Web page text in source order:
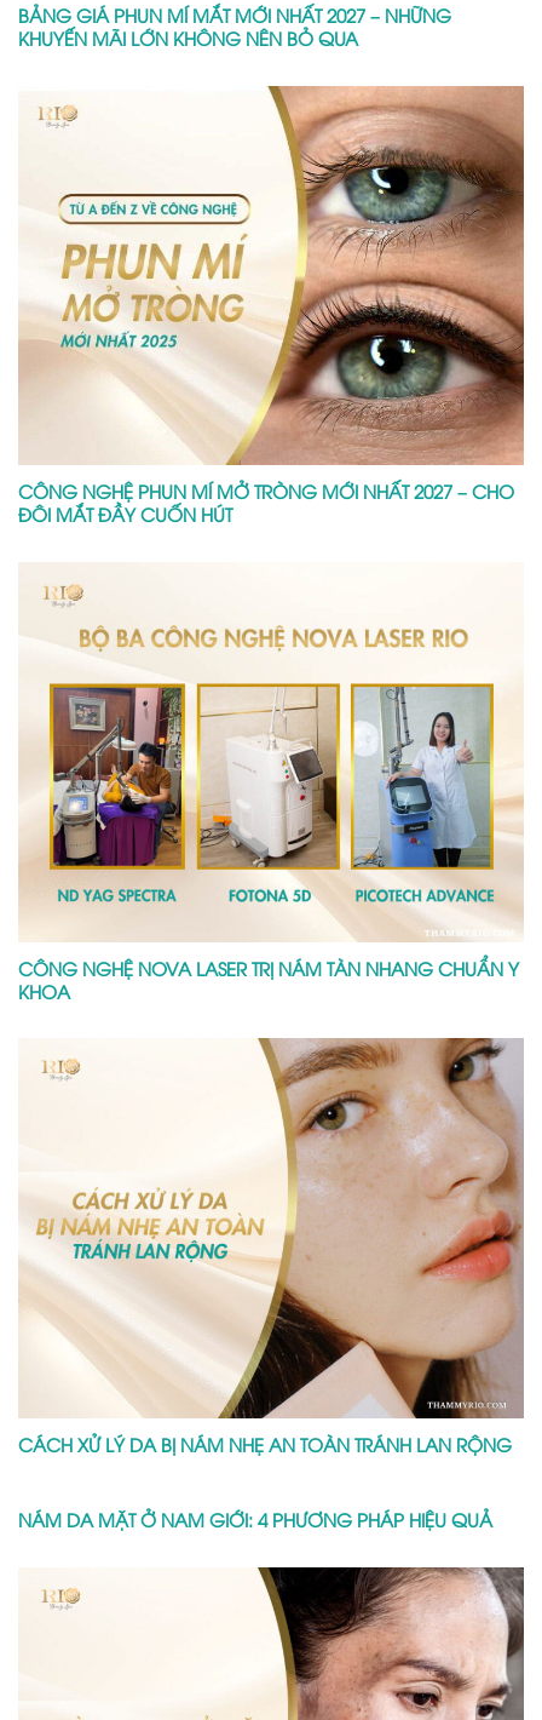
BẢNG GIÁ PHUN MÍ MẮT MỚI NHẤT 2027 – NHỮNG
KHUYẾN MÃI LỚN KHÔNG NÊN BỎ QUA
CÔNG NGHỆ PHUN MÍ MỞ TRÒNG MỚI NHẤT 2027 – CHO
ĐÔI MẮT ĐẦY CUỐN HÚT
CÔNG NGHỆ NOVA LASER TRỊ NÁM TÀN NHANG CHUẨN Y
KHOA
CÁCH XỬ LÝ DA BỊ NÁM NHẸ AN TOÀN TRÁNH LAN RỘNG
NÁM DA MẶT Ở NAM GIỚI: 4 PHƯƠNG PHÁP HIỆU QUẢ